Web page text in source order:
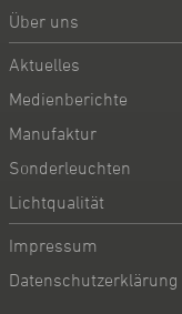
Über uns
Aktuelles
Medienberichte
Manufaktur
Sonderleuchten
Lichtqualität
Impressum
Datenschutzerklärung